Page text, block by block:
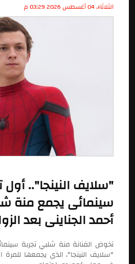
الثلاثاء, 04 أغسطس 2026 03:29 م
"سلايف النينجا"..
سينمائى يجمع منة
أحمد الجناينى بعد
تخوض الفنانة منة شلبي تجربة
"سلايف النينجا"، الذي يجمعها للمرة